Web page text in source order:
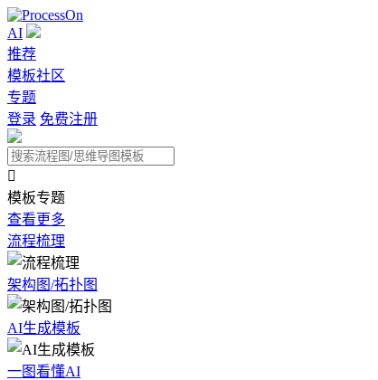
AI
推荐
模板社区
专题
登录 免费注册

模板专题
查看更多
流程梳理
架构图/拓扑图
AI生成模板
一图看懂AI